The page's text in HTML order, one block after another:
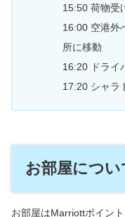
15:50 荷物受
16:00 空港外
所に移動
16:20 ドライ
17:20 シャラ
お部屋につい
お部屋はMarriottポイン